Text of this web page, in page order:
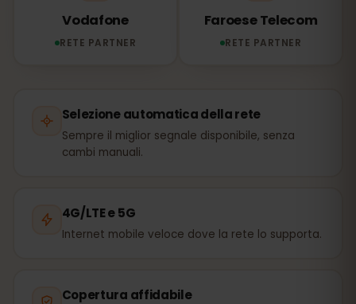
Vodafone
RETE PARTNER
Faroese Telecom
RETE PARTNER
Selezione automatica della rete
Sempre il miglior segnale disponibile, senza
cambi manuali.
4G/LTE e 5G
Internet mobile veloce dove la rete lo supporta.
Copertura affidabile